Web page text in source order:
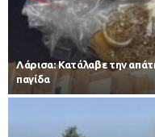
Λάρισα: Κατάλαβε την
παγίδα